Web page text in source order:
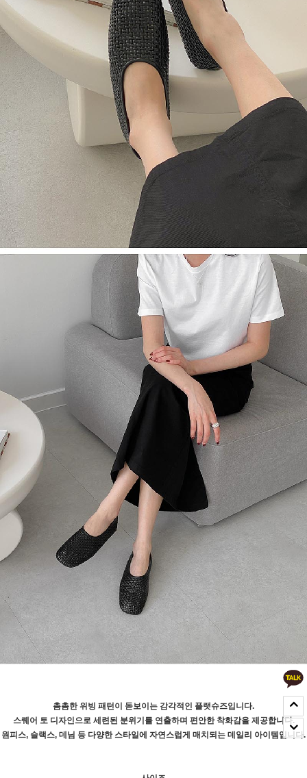
촘촘한 위빙 패턴이 돋보이는 감각적인 플랫슈즈입니다.
스퀘어 토 디자인으로 세련된 분위기를 연출하며 편안한 착화감을 제공합니다.
원피스, 슬랙스, 데님 등 다양한 스타일에 자연스럽게 매치되는 데일리 아이템입니다.